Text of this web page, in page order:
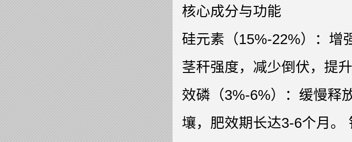
核心成分与功能
硅元素（15%-22%）：增
茎秆强度，减少倒伏，提
效磷（3%-6%）：缓慢释
壤，肥效期长达3-6个月。